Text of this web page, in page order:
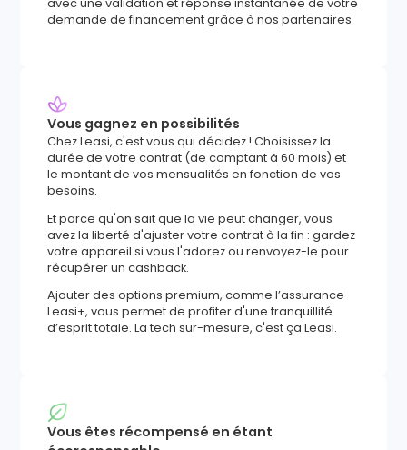
avec une validation et réponse instantanée de votre
demande de financement grâce à nos partenaires
Vous gagnez en possibilités
Chez Leasi, c'est vous qui décidez ! Choisissez la
durée de votre contrat (de comptant à 60 mois) et
le montant de vos mensualités en fonction de vos
besoins.
Et parce qu'on sait que la vie peut changer, vous
avez la liberté d'ajuster votre contrat à la fin : gardez
votre appareil si vous l'adorez ou renvoyez-le pour
récupérer un cashback.
Ajouter des options premium, comme l’assurance
Leasi+, vous permet de profiter d'une tranquillité
d’esprit totale. La tech sur-mesure, c'est ça Leasi.
Vous êtes récompensé en étant